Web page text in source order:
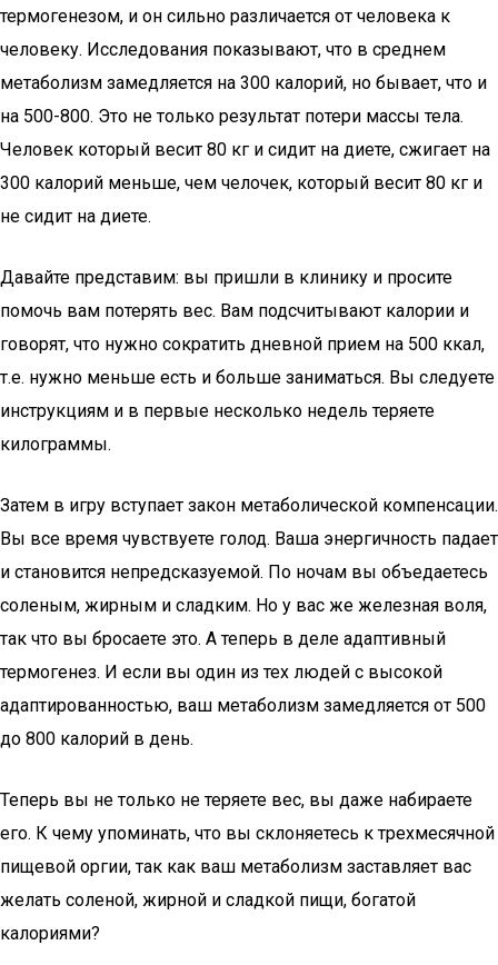
термогенезом, и он сильно различается от человека к
человеку. Исследования показывают, что в среднем
метаболизм замедляется на 300 калорий, но бывает, что и
на 500-800. Это не только результат потери массы тела.
Человек который весит 80 кг и сидит на диете, сжигает на
300 калорий меньше, чем челочек, который весит 80 кг и
не сидит на диете.
Давайте представим: вы пришли в клинику и просите
помочь вам потерять вес. Вам подсчитывают калории и
говорят, что нужно сократить дневной прием на 500 ккал,
т.е. нужно меньше есть и больше заниматься. Вы следуете
инструкциям и в первые несколько недель теряете
килограммы.
Затем в игру вступает закон метаболической компенсации.
Вы все время чувствуете голод. Ваша энергичность падает
и становится непредсказуемой. По ночам вы объедаетесь
соленым, жирным и сладким. Но у вас же железная воля,
так что вы бросаете это. А теперь в деле адаптивный
термогенез. И если вы один из тех людей с высокой
адаптированностью, ваш метаболизм замедляется от 500
до 800 калорий в день.
Теперь вы не только не теряете вес, вы даже набираете
его. К чему упоминать, что вы склоняетесь к трехмесячной
пищевой оргии, так как ваш метаболизм заставляет вас
желать соленой, жирной и сладкой пищи, богатой
калориями?